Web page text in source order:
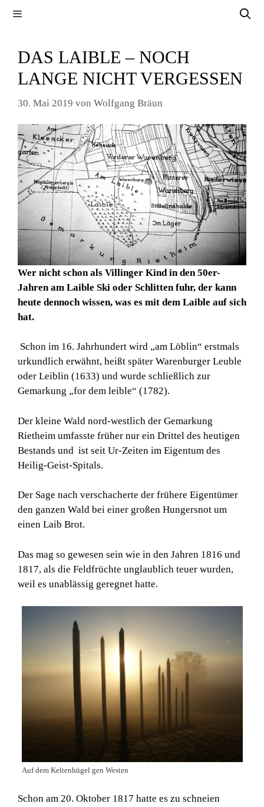
DAS LAIBLE – NOCH
LANGE NICHT VERGESSEN
30. Mai 2019 von Wolfgang Bräun
Wer nicht schon als Villinger Kind in den 50er-
Jahren am Laible Ski oder Schlitten fuhr, der kann
heute dennoch wissen, was es mit dem Laible auf sich
hat.
Schon im 16. Jahrhundert wird „am Löblin“ erstmals
urkundlich erwähnt, heißt später Warenburger Leuble
oder Leiblin (1633) und wurde schließlich zur
Gemarkung „for dem leible“ (1782).
Der kleine Wald nord-westlich der Gemarkung
Rietheim umfasste früher nur ein Drittel des heutigen
Bestands und ist seit Ur-Zeiten im Eigentum des
Heilig-Geist-Spitals.
Der Sage nach verschacherte der frühere Eigentümer
den ganzen Wald bei einer großen Hungersnot um
einen Laib Brot.
Das mag so gewesen sein wie in den Jahren 1816 und
1817, als die Feldfrüchte unglaublich teuer wurden,
weil es unablässig geregnet hatte.
Auf dem Keltenhügel gen Westen
Schon am 20. Oktober 1817 hatte es zu schneien